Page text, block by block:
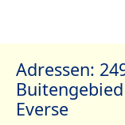
Adressen:
Everse